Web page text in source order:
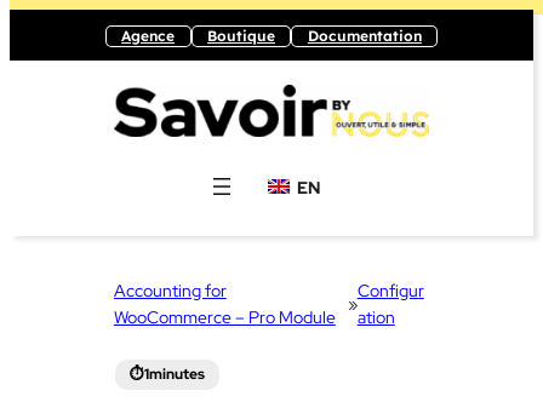
Agence Boutique Documentation
EN
Accounting for
WooCommerce – Pro Module
»
Configur
ation